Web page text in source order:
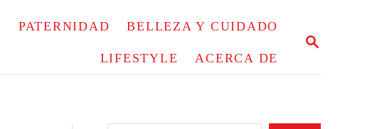
S
PATERNIDAD BELLEZA Y CUIDADO
LIFESTYLE ACERCA DE